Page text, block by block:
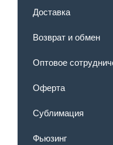
Доставка
Возврат и обмен
Оптовое
Оферта
Сублимация
Фьюзинг